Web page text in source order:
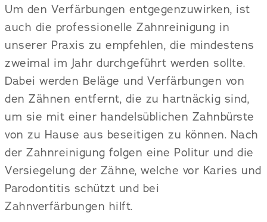
Um den Verfärbungen entgegenzuwirken, ist
auch die professionelle Zahnreinigung in
unserer Praxis zu empfehlen, die mindestens
zweimal im Jahr durchgeführt werden sollte.
Dabei werden Beläge und Verfärbungen von
den Zähnen entfernt, die zu hartnäckig sind,
um sie mit einer handelsüblichen Zahnbürste
von zu Hause aus beseitigen zu können. Nach
der Zahnreinigung folgen eine Politur und die
Versiegelung der Zähne, welche vor Karies und
Parodontitis schützt und bei
Zahnverfärbungen hilft.